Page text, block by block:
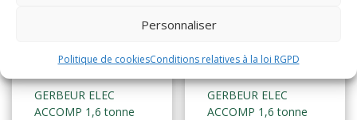
Personnaliser
Politique de cookiesConditions relatives à la loi RGPD
(1837)
GERBEUR ELEC
ACCOMP 1,6 tonne
YALE MS16
(1826)
GERBEUR ELEC
ACCOMP 1,6 tonne